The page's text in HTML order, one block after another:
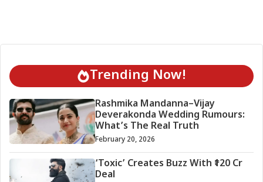
Trending Now!
Rashmika Mandanna–Vijay
Deverakonda Wedding Rumours:
What’s The Real Truth
February 20, 2026
‘Toxic’ Creates Buzz With ₹120 Cr
Deal